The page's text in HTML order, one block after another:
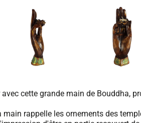
cette grande main de Bouddha,
rappelle les ornements des